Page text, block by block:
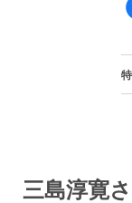
三島淳寛